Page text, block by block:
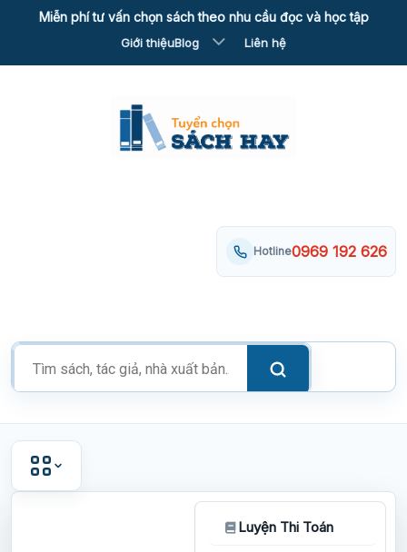
Miễn phí tư vấn chọn sách theo nhu cầu đọc và học tập
Giới thiệuBlog Liên hệ
Tìm
kiếm
phẩm
Hotline0969 192 626
Luyện Thi Toán